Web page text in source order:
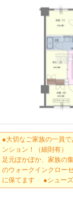
●大切なご家族の一員
ンション！（細則有
足元ぽかぽか、家族
のウォークインクロー
に保てます ●シュー